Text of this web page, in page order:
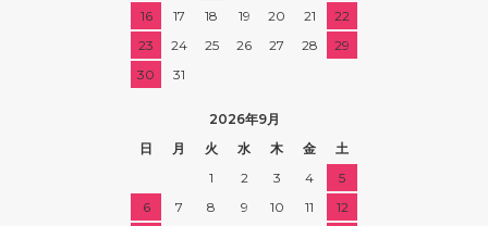
16
17 18 19 20 21
22
23
24 25 26 27 28
29
30
31
2026年9月
日
月 火 水 木 金
土
1
2 3 4
5
6
7 8 9 10 11
12